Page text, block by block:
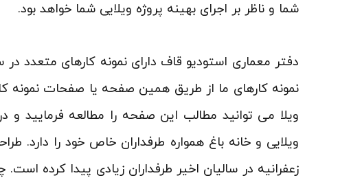
شما و ناظر بر اجرای بهینه پروژه ویلایی شما خواهد بود.
دفتر معماری استودیو قاف دارای نمونه کارهای متعدد
نمونه کارهای ما از طریق همین صفحه یا صفحات نمونه
ویلا می توانید مطالب این صفحه را مطالعه فرمایید و
ویلایی و خانه باغ همواره طرفداران خاص خود را دارد.
زعفرانیه در سالیان اخیر طرفداران زیادی پیدا کرده